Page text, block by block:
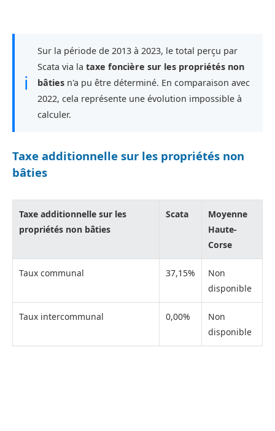
ℹ
Sur la période de 2013 à 2023, le total perçu par
Scata via la taxe foncière sur les propriétés non
bâties n'a pu être déterminé. En comparaison avec
2022, cela représente une évolution impossible à
calculer.
Taxe additionnelle sur les propriétés non
bâties
Taxe additionnelle sur les
propriétés non bâties
Scata
Moyenne
Haute-
Corse
Taux communal 37,15%
Non
disponible
Taux intercommunal 0,00%
Non
disponible